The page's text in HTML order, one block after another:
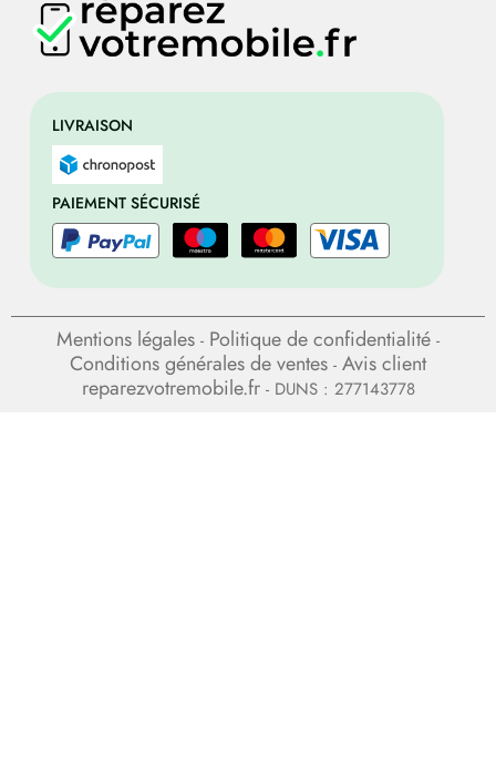
LIVRAISON
PAIEMENT SÉCURISÉ
Mentions légales - Politique de confidentialité -
Conditions générales de ventes - Avis client
reparezvotremobile.fr- DUNS : 277143778